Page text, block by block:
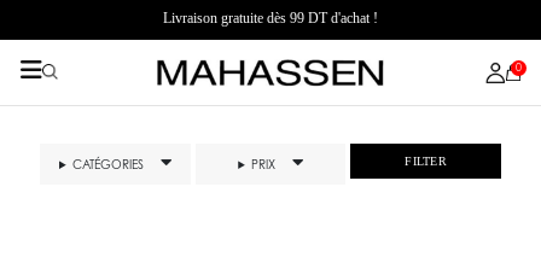
Livraison gratuite dès 99 DT d'achat !
0
CATÉGORIES PRIX FILTER